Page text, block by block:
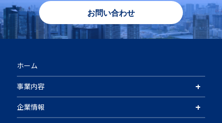
お問い合わせ
ホーム
事業内容 +
企業情報 +